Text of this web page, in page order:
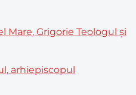
Mare, Grigorie Teologul și
arhiepiscopul